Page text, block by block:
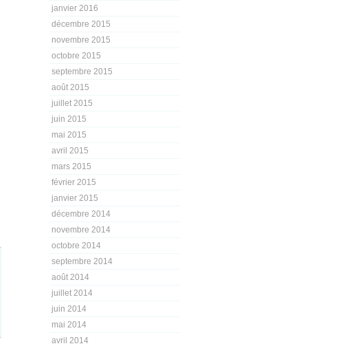
janvier 2016
décembre 2015
novembre 2015
octobre 2015
septembre 2015
août 2015
juillet 2015
juin 2015
mai 2015
avril 2015
mars 2015
février 2015
janvier 2015
décembre 2014
novembre 2014
octobre 2014
septembre 2014
août 2014
juillet 2014
juin 2014
mai 2014
avril 2014